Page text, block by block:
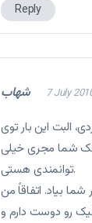
Reply
شهاب 7 July
البت این بار توی
شما مجری خیلی
توانمندی هستی.
بیاد. اتفاقاً من
رو دوست دارم و